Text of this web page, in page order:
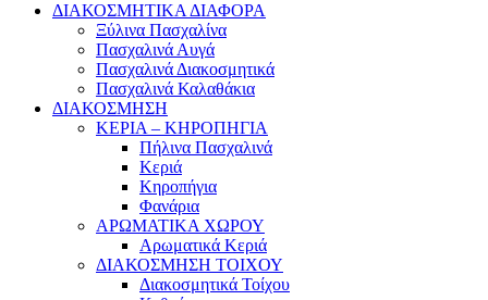
ΔΙΑΚΟΣΜΗΤΙΚΑ ΔΙΑΦΟΡΑ
Ξύλινα Πασχαλίνα
Πασχαλινά Αυγά
Πασχαλινά Διακοσμητικά
Πασχαλινά Καλαθάκια
ΔΙΑΚΟΣΜΗΣΗ
ΚΕΡΙΑ – ΚΗΡΟΠΗΓΙΑ
Πήλινα Πασχαλινά
Κεριά
Κηροπήγια
Φανάρια
ΑΡΩΜΑΤΙΚΑ ΧΩΡΟΥ
Αρωματικά Κεριά
ΔΙΑΚΟΣΜΗΣΗ ΤΟΙΧΟΥ
Διακοσμητικά Τοίχου